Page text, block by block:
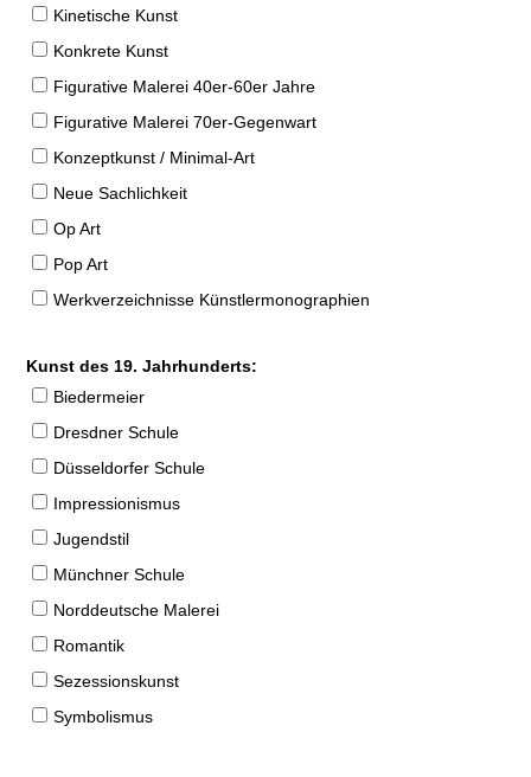
Kinetische Kunst
Konkrete Kunst
Figurative Malerei 40er-60er Jahre
Figurative Malerei 70er-Gegenwart
Konzeptkunst / Minimal-Art
Neue Sachlichkeit
Op Art
Pop Art
Werkverzeichnisse Künstlermonographien
Kunst des 19. Jahrhunderts:
Biedermeier
Dresdner Schule
Düsseldorfer Schule
Impressionismus
Jugendstil
Münchner Schule
Norddeutsche Malerei
Romantik
Sezessionskunst
Symbolismus